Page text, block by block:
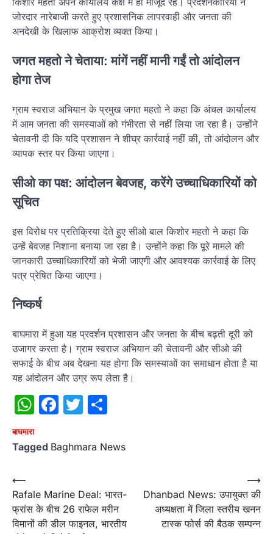
जोरदार नारेबाजी करते हुए प्रशासनिक लापरवाही और जनता की
अनदेखी के खिलाफ आक्रोश व्यक्त किया।
जगत महतो ने चेताया: मांगें नहीं मानी गईं तो आंदोलन
होगा तेज
ग्राम स्वराज अभियान के प्रमुख जगत महतो ने कहा कि अंचल कार्यालय
में आम जनता की समस्याओं को गंभीरता से नहीं लिया जा रहा है। उन्होंने
चेतावनी दी कि यदि प्रशासन ने शीघ्र कार्रवाई नहीं की, तो आंदोलन और
व्यापक स्तर पर किया जाएगा।
सीओ का पक्ष: आंदोलन बेवजह, करेंगे उच्चाधिकारियों को
सूचित
इस विरोध पर प्रतिक्रिया देते हुए सीओ बाल किशोर महतो ने कहा कि
उन्हें बेवजह निशाना बनाया जा रहा है। उन्होंने कहा कि पूरे मामले की
जानकारी उच्चाधिकारियों को भेजी जाएगी और आवश्यक कार्रवाई के लिए
पत्र प्रेषित किया जाएगा।
निष्कर्ष
बाघमारा में हुआ यह प्रदर्शन प्रशासन और जनता के बीच बढ़ती दूरी को
उजागर करता है। ग्राम स्वराज अभियान की चेतावनी और सीओ की
सफाई के बीच अब देखना यह होगा कि समस्याओं का समाधान होता है या
यह आंदोलन और उग्र रूप लेता है।
WhatsApp
Facebook
Twitter
बाघमारा
Tagged Baghmara News
Post
navigation
⟵
Rafale Marine Deal: भारत-
फ्रांस के बीच 26 राफेल मरीन
विमानों की डील फाइनल, भारतीय
Dhanbad News: उपायुक्त की
अध्यक्षता में जिला स्तरीय खनन
टास्क फोर्स की बैठक सम्पन्न
⟶